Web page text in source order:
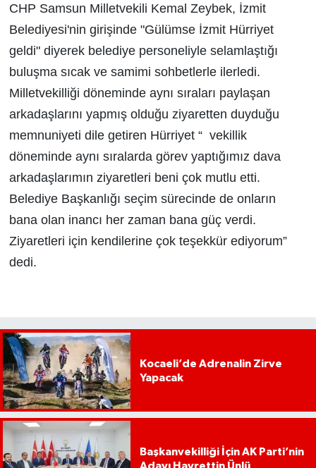
CHP Samsun Milletvekili Kemal Zeybek, İzmit
Belediyesi'nin girişinde "Gülümse İzmit Hürriyet
geldi" diyerek belediye personeliyle selamlaştığı
buluşma sıcak ve samimi sohbetlerle ilerledi.
Milletvekilliği döneminde aynı sıraları paylaşan
arkadaşlarını yapmış olduğu ziyaretten duyduğu
memnuniyeti dile getiren Hürriyet “ vekillik
döneminde aynı sıralarda görev yaptığımız dava
arkadaşlarımın ziyaretleri beni çok mutlu etti.
Belediye Başkanlığı seçim sürecinde de onların
bana olan inancı her zaman bana güç verdi.
Ziyaretleri için kendilerine çok teşekkür ediyorum”
dedi.
Kocaeli’de Adrenalin Zirve
Yapacak
Başkanvekilliği İçin AK Parti’nin